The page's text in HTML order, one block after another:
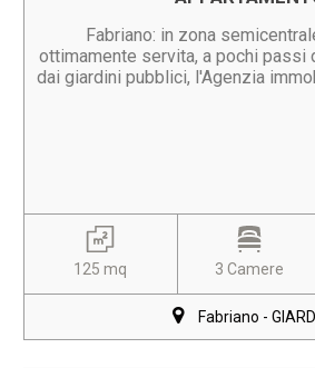
Fabriano: in zona
ottimamente servita, a pochi passi
dai giardini pubblici, l'Agenzia
125 mq 3 Camere
Fabriano -